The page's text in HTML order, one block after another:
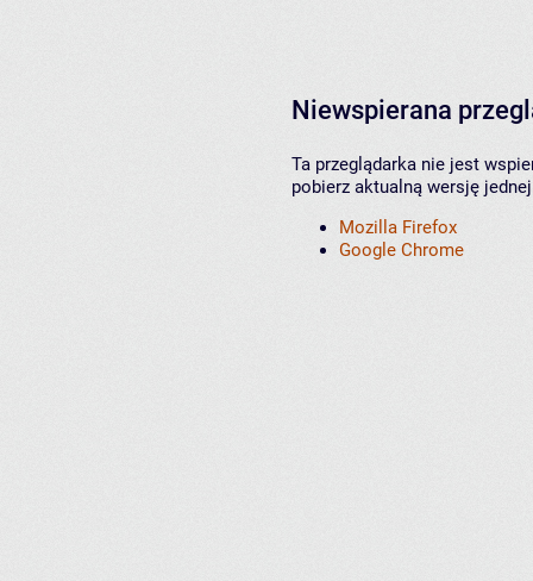
Niewspierana
Ta przeglądarka nie jest
pobierz aktualną wersję
Mozilla Firefox
Google Chrome